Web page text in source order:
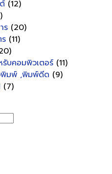
(12)
ร (20)
(11)
บคอมพิวเตอร์ (11)
พิมพ์ ,พิมพ์ดีด (9)
(7)